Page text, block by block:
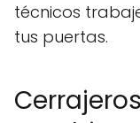
técnicos
tus puertas.